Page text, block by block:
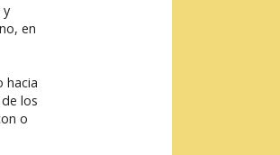
y
en
hacia
los
o